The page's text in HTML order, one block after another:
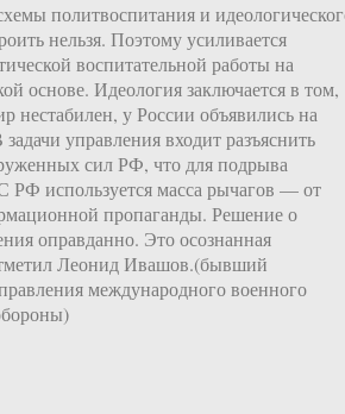
политвоспитания и
нельзя. Поэтому усиливается
воспитательной работы на
основе. Идеология заключается в том,
нестабилен, у России объявились на
управления входит разъяснить
сил РФ, что для подрыва
РФ используется масса рычагов — от
пропаганды. Решение о
оправданно. Это осознанная
Леонид Ивашов.(бывший
международного военного